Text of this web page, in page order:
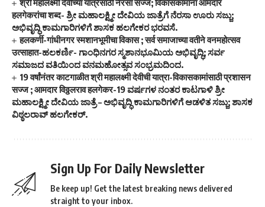
श्री महालक्ष्मी देवीच्या यात्रेसाठी नेरसा सज्ज; विकासकामांना आमदार
हलगेकरांचा शब्द- ಶ್ರೀ ಮಹಾಲಕ್ಷ್ಮೀ ದೇವಿಯ ಜಾತ್ರೆಗೆ ನೆರಸಾ ಊರು ಸಜ್ಜು;
ಅಭಿವೃದ್ಧಿ ಕಾಮಗಾರಿಗಳಿಗೆ ಶಾಸಕ ಹಲಗೇಕರ ಭರವಸೆ.
हलकर्णी-गांधीनगर स्मशानभूमीचा विकास ; सर्व समाजाच्या वतीने वनमहोत्सव
उत्साहात-ಹಲಕರ್ಣಿ- ಗಾಂಧಿನಗರ ಸ್ಮಶಾನಭೂಮಿಯ ಅಭಿವೃದ್ಧಿ; ಸರ್ವ
ಸಮಾಜದ ವತಿಯಿಂದ ವನಮಹೋತ್ಸವ ಸಂಭ್ರಮದಿಂದ.
19 वर्षांनंतर काटगाळीत श्री महालक्ष्मी देवीची यात्रा-विकासकामांसाठी प्रशासन
सज्ज ; आमदार विठ्ठलराव हलगेकर-19 ವರ್ಷಗಳ ನಂತರ ಕಾಟಗಾಳಿ ಶ್ರೀ
ಮಹಾಲಕ್ಷ್ಮೀ ದೇವಿಯ ಜಾತ್ರೆ – ಅಭಿವೃದ್ಧಿ ಕಾಮಗಾರಿಗಳಿಗೆ ಆಡಳಿತ ಸಜ್ಜು; ಶಾಸಕ
ವಿಠ್ಠಲರಾವ್ ಹಲಗೇಕರ್.
Sign Up For Daily Newsletter
Be keep up! Get the latest breaking news delivered
straight to your inbox.